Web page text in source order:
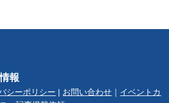
報
シーポリシー お問い合わせ
イベントカ